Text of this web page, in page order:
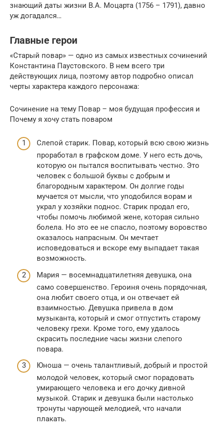
знающий даты жизни В.А. Моцарта (1756 – 1791), давно
уж догадался…
Главные герои
«Старый повар» — одно из самых известных сочинений
Константина Паустовского. В нем всего три
действующих лица, поэтому автор подробно описал
черты характера каждого персонажа:
Сочинение на тему Повар – моя будущая профессия и
Почему я хочу стать поваром
Слепой старик. Повар, который всю свою жизнь
проработал в графском доме. У него есть дочь,
которую он пытался воспитывать честно. Это
человек с большой буквы с добрым и
благородным характером. Он долгие годы
мучается от мысли, что уподобился ворам и
украл у хозяйки поднос. Старик продал его,
чтобы помочь любимой жене, которая сильно
болела. Но это ее не спасло, поэтому воровство
оказалось напрасным. Он мечтает
исповедоваться и вскоре ему выпадает такая
возможность.
Мария — восемнадцатилетняя девушка, она
само совершенство. Героиня очень порядочная,
она любит своего отца, и он отвечает ей
взаимностью. Девушка привела в дом
музыканта, который и смог отпустить старому
человеку грехи. Кроме того, ему удалось
скрасить последние часы жизни слепого
повара.
Юноша — очень талантливый, добрый и простой
молодой человек, который смог порадовать
умирающего человека и его дочку дивной
музыкой. Старик и девушка были настолько
тронуты чарующей мелодией, что начали
плакать.